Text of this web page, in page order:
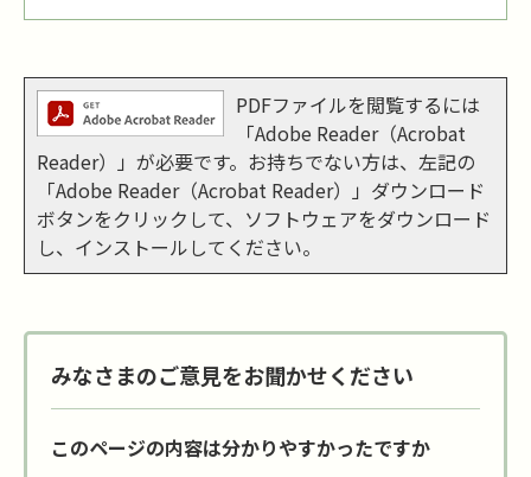
PDFファイルを閲覧するには
「Adobe Reader（Acrobat
Reader）」が必要です。お持ちでない方は、左記の
「Adobe Reader（Acrobat Reader）」ダウンロード
ボタンをクリックして、ソフトウェアをダウンロード
し、インストールしてください。
みなさまのご意見をお聞かせください
このページの内容は分かりやすかったですか